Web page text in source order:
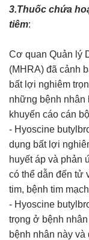
3.Thuốc chứa
tiêm:
Cơ quan Quản lý
(MHRA) đã cảnh
bất lợi nghiêm
những bệnh nhân
khuyến cáo cán
- Hyoscine
dụng bất lợi
huyết áp và phản
có thể dẫn đến tử
tim, bệnh tim
- Hyoscine
trọng ở bệnh
bệnh nhân này